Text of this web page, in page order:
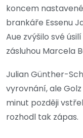
koncem
brankáře Essenu
Aue zvýšilo své
zásluhou Marcela
Julian Günther-
vyrovnání, ale
minut později
rozhodl tak zápas.